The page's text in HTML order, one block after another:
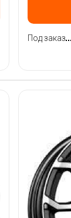
Под заказ